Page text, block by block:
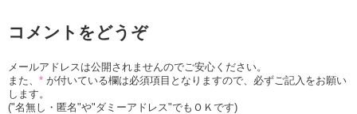
コメントをどうぞ
メールアドレスは公開されませんのでご安心ください。
また、 * が付いている欄は必須項目となりますので、必ずご記入をお願い
します。
("名無し・匿名"や"ダミーアドレス"でもＯＫです)